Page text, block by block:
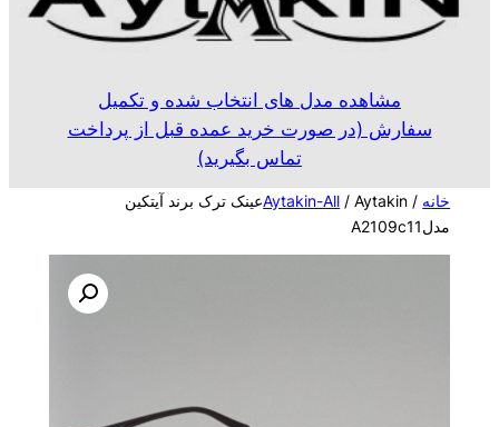
مشاهده مدل های انتخاب شده و تکمیل
سفارش (در صورت خرید عمده قبل از پرداخت
تماس بگیرید)
خانه /
Aytakin-All/ Aytakinعینک ترک برند آیتکین
مدلA2109c11